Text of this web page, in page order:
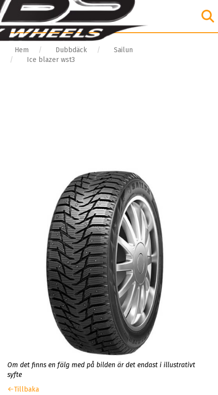
Hem Dubbdäck
Sailun
Ice blazer wst3
Om det finns en fälg med på bilden är det endast i illustrativt
syfte
Tillbaka